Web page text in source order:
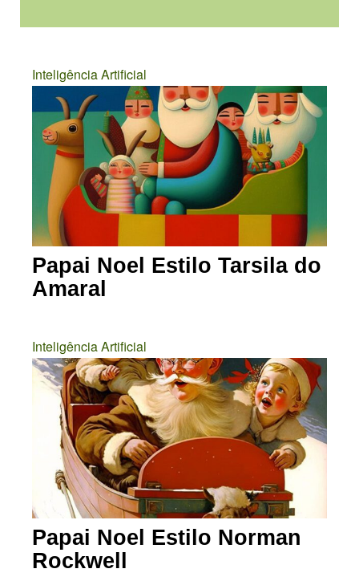
Inteligência Artificial
Papai Noel Estilo Tarsila do
Amaral
Inteligência Artificial
Papai Noel Estilo Norman
Rockwell